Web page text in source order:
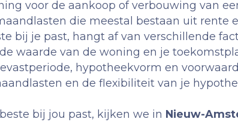
voor de aankoop of verbouwing van
die meestal bestaan uit rente
bij je past, hangt af van verschillende
waarde van de woning en je
hypotheekvorm en
en de flexibiliteit van je
bij jou past, kijken we in Nieuw-